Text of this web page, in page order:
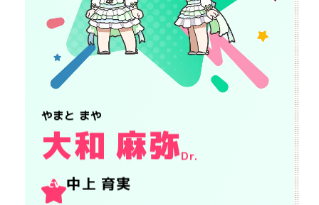
やまと まや
大和 麻弥Dr.
CV 中上 育実